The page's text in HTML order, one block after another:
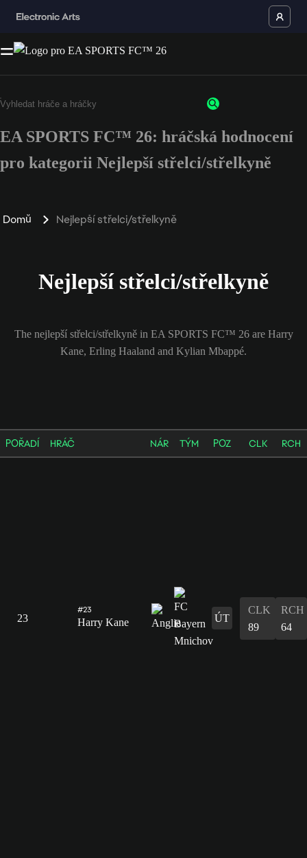
EA SPORTS FC™ 26: hráčská hodnocení
pro kategorii Nejlepší střelci/střelkyně
Domů Nejlepší střelci/střelkyně
Nejlepší střelci/střelkyně
The nejlepší střelci/střelkyně in EA SPORTS FC™ 26 are Harry
Kane, Erling Haaland and Kylian Mbappé.
POŘADÍ HRÁČ NÁR TÝM POZ CLK RCH
23
#23
Harry Kane ÚT
CLK
89
RCH
64